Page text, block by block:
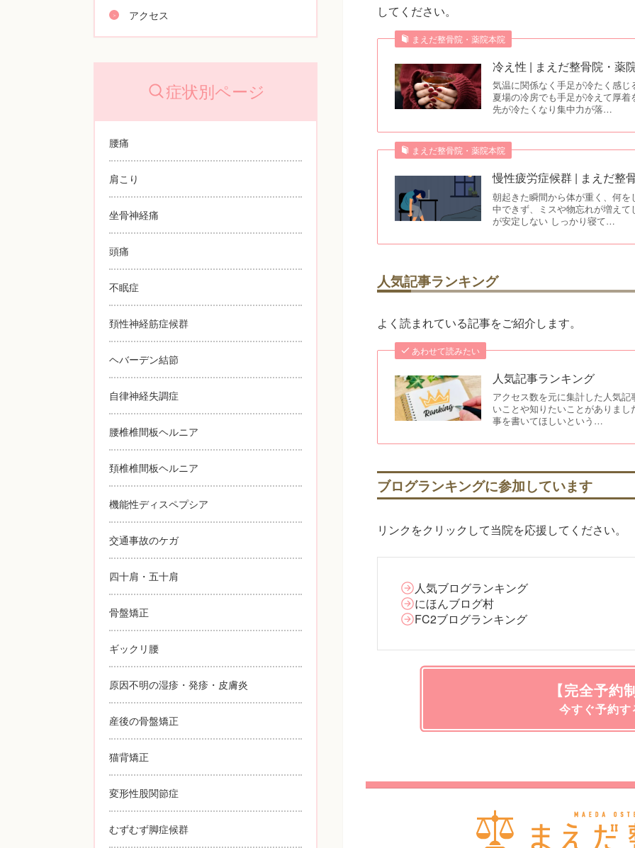
してください。
まえだ整骨院・薬院本院
冷え性 | まえだ整骨院・薬
気温に関係なく手足が冷たく感
夏場の冷房でも手足が冷えて厚
先が冷たくなり集中力が落…
まえだ整骨院・薬院本院
慢性疲労症候群 | まえだ整
朝起きた瞬間から体が重く、何
中できず、ミスや物忘れが増え
が安定しない しっかり寝て…
人気記事ランキング
よく読まれている記事をご紹介します。
あわせて読みたい
人気記事ランキング
アクセス数を元に集計した人気
いことや知りたいことがありま
事を書いてほしいという…
ブログランキングに参加しています
リンクをクリックして当院を応援してください。
人気ブログランキング
にほんブログ村
FC2ブログランキング
【完全予約
今すぐ予約す
アクセス
症状別ページ
腰痛
肩こり
坐骨神経痛
頭痛
不眠症
頚性神経筋症候群
ヘバーデン結節
自律神経失調症
腰椎椎間板ヘルニア
頚椎椎間板ヘルニア
機能性ディスペプシア
交通事故のケガ
四十肩・五十肩
骨盤矯正
ギックリ腰
原因不明の湿疹・発疹・皮膚炎
産後の骨盤矯正
猫背矯正
変形性股関節症
むずむず脚症候群